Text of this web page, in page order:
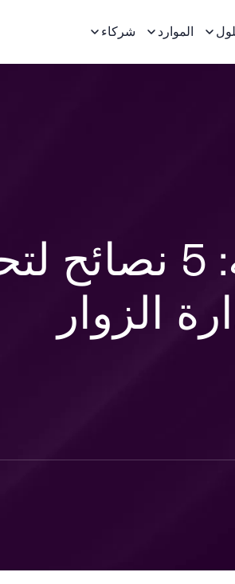
الموارد شركاء
الترحيب بالسلامة: 5
الزوار